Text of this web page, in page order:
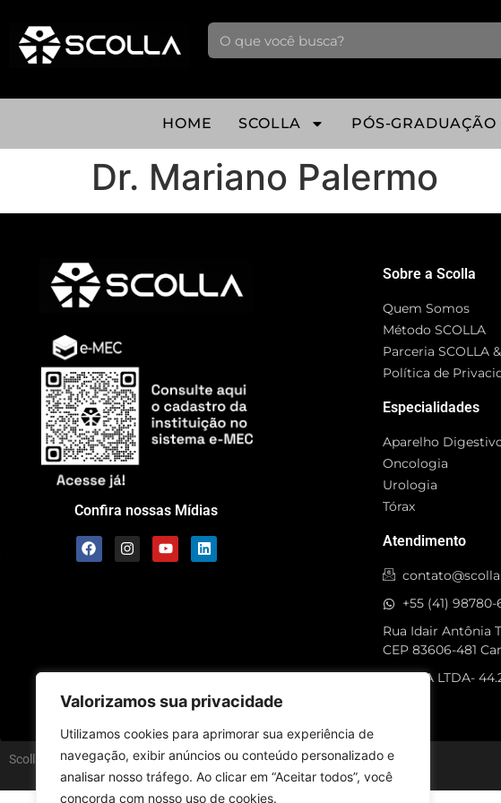
Valorizamos sua privacidade
Utilizamos cookies para aprimorar sua experiência de
navegação, exibir anúncios ou conteúdo personalizado e
analisar nosso tráfego. Ao clicar em “Aceitar todos”, você
concorda com nosso uso de cookies.
HOME SCOLLA PÓS-GRADUAÇÃO
Dr. Mariano Palermo
Confira nossas Mídias
Sobre a Scolla
Quem Somos
Método SCOLLA
Parceria SCOLLA
Política de
Especialidades
Aparelho
Oncologia
Urologia
Tórax
Atendimento
+55 (41)
Rua Idair Antônia
CEP 83606-481
SCOLLA LTDA-
Scolla © – Todos os Direitos Reservados